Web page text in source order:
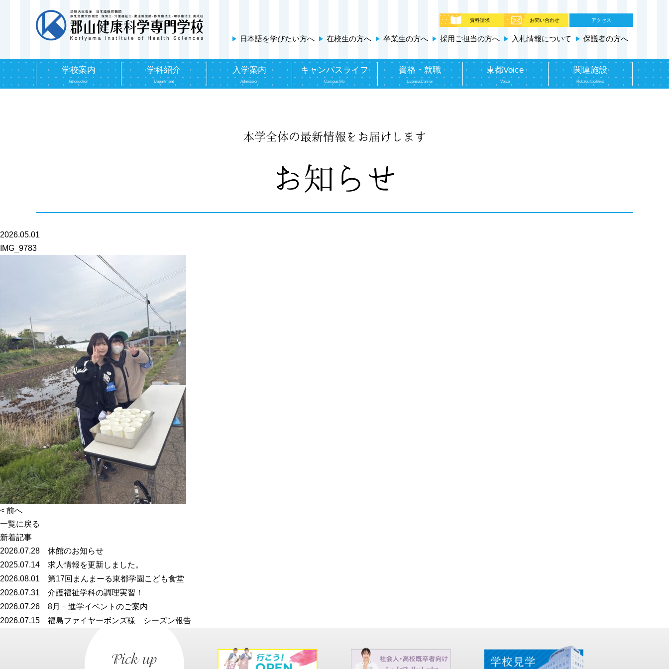
資料請求 お問い合わせ アクセス
日本語を学びたい方へ 在校生の方へ 卒業生の方へ 採用ご担当の方へ 入札情報について 保護者の方へ
学校案内
Introduction
学科紹介
Department
入学案内
Admission
キャンパスライフ
Campus life
資格・就職
License,Carrier
東都Voice
Voice
関連施設
Related facilities
本学全体の最新情報をお届けします
お知らせ
2026.05.01
IMG_9783
< 前へ
一覧に戻る
新着記事
2026.07.28 休館のお知らせ
2025.07.14 求人情報を更新しました。
2026.08.01 第17回まんまーる東都学園こども食堂
2026.07.31 介護福祉学科の調理実習！
2026.07.26 8月－進学イベントのご案内
2026.07.15 福島ファイヤーボンズ様 シーズン報告